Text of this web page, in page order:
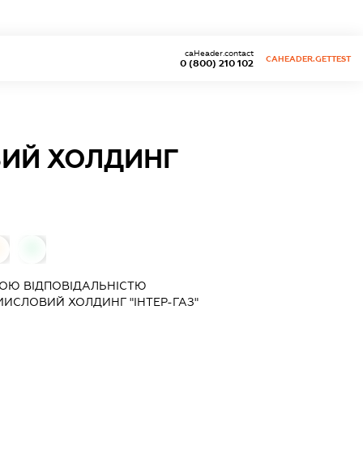
0 (800) 210 102
caHeader.contact
CAHEADER.GETTEST
ХОЛДИНГ
ВІДПОВІДАЛЬНІСТЮ
ХОЛДИНГ "ІНТЕР-ГАЗ"